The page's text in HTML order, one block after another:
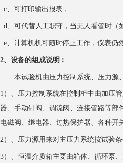
c、可打印输出报表，
d、可代替人工职守，当无人看管时（
e、 计算机机可随时停止工作，仪表仍
2、设备的组成说明：
本试验机由压力控制系统、压力源
1 ）、压力控制系统在控制柜中由加压
器、手动针阀、调流阀、连接管路等部
电磁阀、继电器、过热保护器、各种开
2）、压力源用来对主压力系统按试验条
3）、恒温介质箱主要由箱体、循环泵